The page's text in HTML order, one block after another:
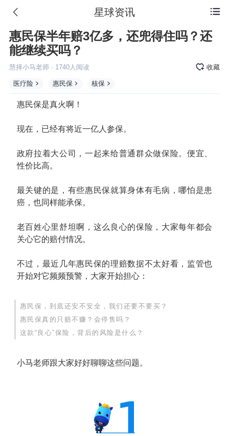
 星球资讯
惠民保半年赔3亿多，还兜得住吗？还
能继续买吗？
慧择小马老师· 1740人阅读 收藏
医疗险 惠民保 核保
惠民保是真火啊！
现在，已经有将近一亿人参保。
政府拉着大公司，一起来给普通群众做保险。便宜、
性价比高。
最关键的是，有些惠民保就算身体有毛病，哪怕是患
癌，也同样能承保。
老百姓心里舒坦啊，这么良心的保险，大家每年都会
关心它的赔付情况。
不过，最近几年惠民保的理赔数据不太好看，监管也
开始对它频频预警，大家开始担心：
惠民保，到底还安不安全，我们还要不要买？
惠民保真的只赔不赚？会停售吗？
这款“良心”保险，背后的风险是什么？
小马老师跟大家好好聊聊这些问题。